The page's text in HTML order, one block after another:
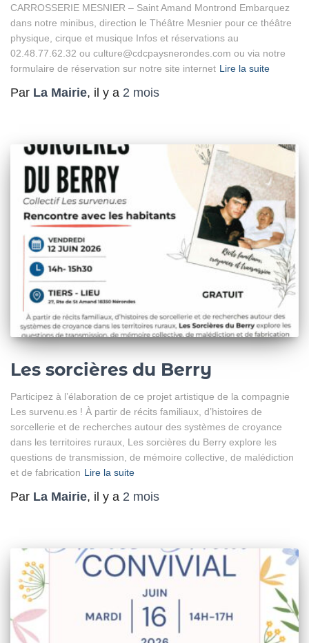
CARROSSERIE MESNIER – Saint Amand Montrond Embarquez
dans notre minibus, direction le Théâtre Mesnier pour ce théâtre
physique, cirque et musique Infos et réservations au
02.48.77.62.32 ou culture@cdcpaysnerondes.com ou via notre
formulaire de réservation sur notre site internet Lire la suite
Par La Mairie, il y a 2 mois
Les sorcières du Berry
Participez à l’élaboration de ce projet artistique de la compagnie
Les survenu.es ! À partir de récits familiaux, d’histoires de
sorcellerie et de recherches autour des systèmes de croyance
dans les territoires ruraux, Les sorcières du Berry explore les
questions de transmission, de mémoire collective, de malédiction
et de fabrication Lire la suite
Par La Mairie, il y a 2 mois